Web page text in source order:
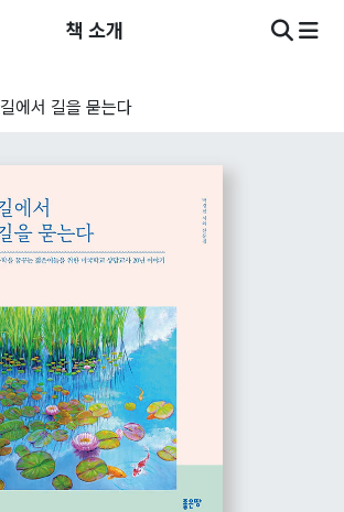
책 소개
길에서 길을 묻는다